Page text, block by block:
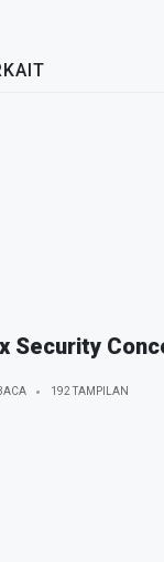
Security
192 TAMPILAN